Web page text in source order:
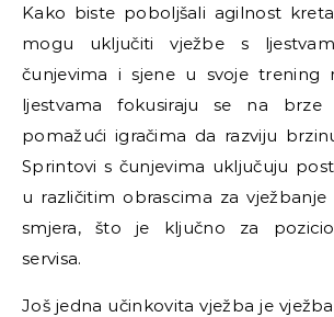
Kako biste poboljšali agilnost
mogu uključiti vježbe s
čunjevima i sjene u svoje trening
ljestvama fokusiraju se na brze
pomažući igračima da razviju
Sprintovi s čunjevima uključuju
u različitim obrascima za
smjera, što je ključno za
servisa.
Još jedna učinkovita vježba je